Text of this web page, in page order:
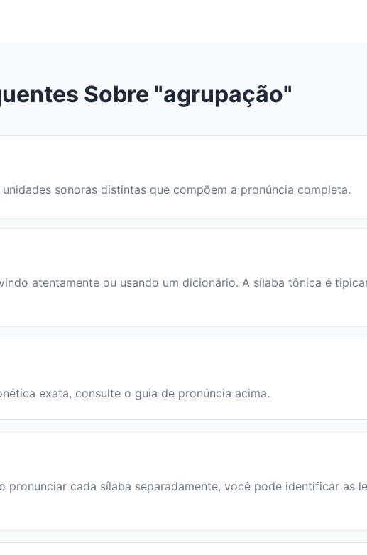
Sobre "agrupação"
unidades sonoras distintas que compõem a pronúncia completa.
atentamente ou usando um dicionário. A sílaba tônica é
exata, consulte o guia de pronúncia acima.
pronunciar cada sílaba separadamente, você pode identificar as